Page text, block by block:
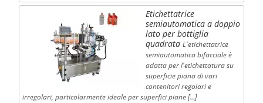
Etichettatrice
semiautomatica a doppio
lato per bottiglia
quadrata L'etichettatrice
semiautomatica bifacciale è
adatta per l'etichettatura su
superficie piana di vari
contenitori regolari e
irregolari, particolarmente ideale per superfici piane […]